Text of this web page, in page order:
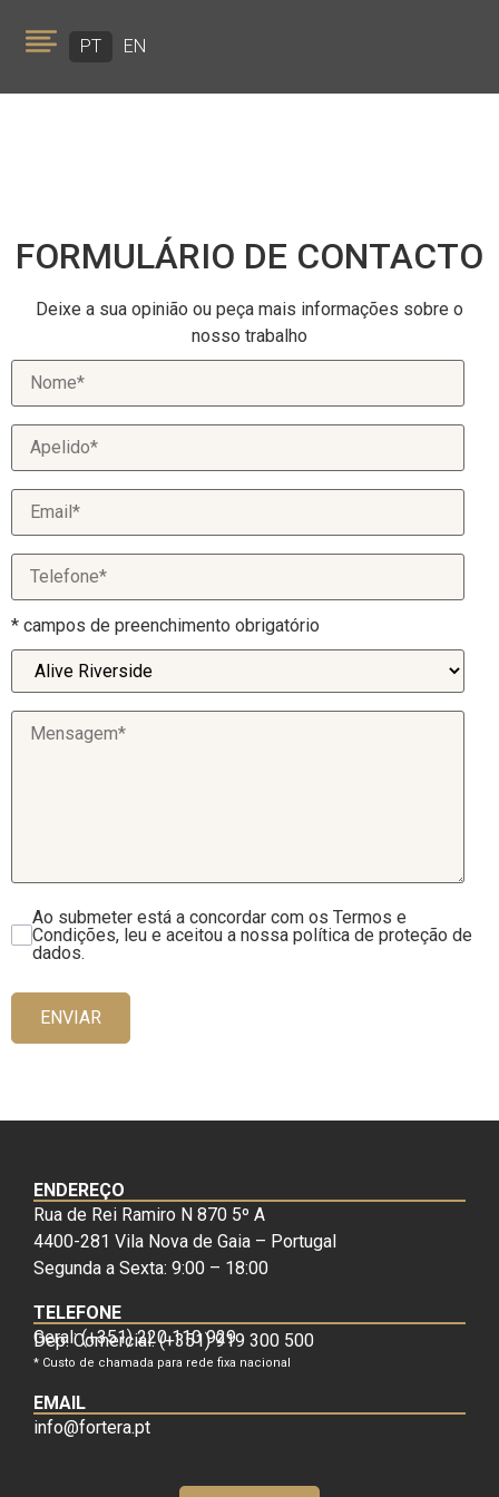
PT EN
FORMULÁRIO DE CONTACTO
Deixe a sua opinião ou peça mais informações sobre o
nosso trabalho
* campos de preenchimento obrigatório
Ao submeter está a concordar com os Termos e
Condições, leu e aceitou a nossa política de proteção de
dados.
ENVIAR
ENDEREÇO
Rua de Rei Ramiro N 870 5º A
4400-281 Vila Nova de Gaia – Portugal
Segunda a Sexta: 9:00 – 18:00
TELEFONE
Geral: (+351) 220 110 929
Dep. Comercial: (+351) 919 300 500
* Custo de chamada para rede fixa nacional
EMAIL
info@fortera.pt
SOBRE NÓS
PORTFÓLIO
GOLDEN VISA
NOTÍCIAS